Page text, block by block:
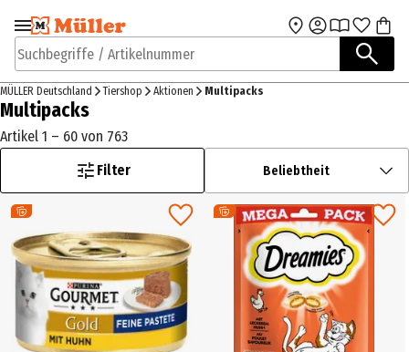
Zur Navigation
springen
Zum Hauptinhalt
Suchbegriffe / Artikelnummer
MÜLLER Deutschland Tiershop Aktionen Multipacks
Multipacks
Artikel 1 – 60 von 763
Filter
Beliebtheit